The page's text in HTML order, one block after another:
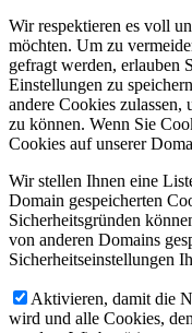
Wir respektieren es voll
möchten. Um zu
gefragt werden, erlauben
Einstellungen zu
andere Cookies
zu können. Wenn Sie
Cookies auf unserer
Wir stellen Ihnen eine
Domain gespeicherten
Sicherheitsgründen
von anderen Domains
Sicherheitseinstellungen
Aktivieren, damit die
wird und alle Cookies,